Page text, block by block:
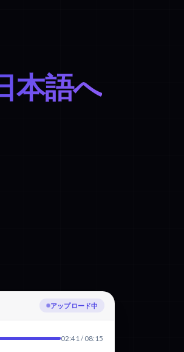
本語へ
デンマーク語を文字起こし中
02:41 / 08:15